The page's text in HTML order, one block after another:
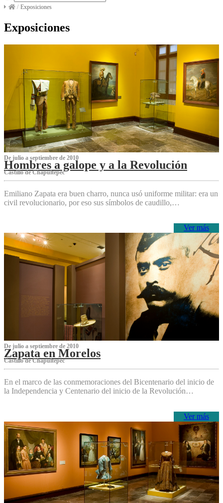
/ Exposiciones
Exposiciones
De julio a septiembre de 2010
Hombres a galope y a la Revolución
Castillo de Chapultepec
Emiliano Zapata era buen charro, nunca usó uniforme militar: era un
civil revolucionario, por eso sus símbolos de caudillo,…
Ver más
De julio a septiembre de 2010
Zapata en Morelos
Castillo de Chapultepec
En el marco de las conmemoraciones del Bicentenario del inicio de
la Independencia y Centenario del inicio de la Revolución…
Ver más